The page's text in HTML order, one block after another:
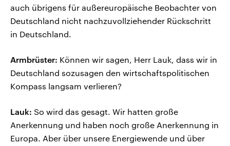
auch übrigens für außereuropäische Beobachter von
Deutschland nicht nachzuvollziehender Rückschritt
in Deutschland.
Armbrüster: Können wir sagen, Herr Lauk, dass wir in
Deutschland sozusagen den wirtschaftspolitischen
Kompass langsam verlieren?
Lauk: So wird das gesagt. Wir hatten große
Anerkennung und haben noch große Anerkennung in
Europa. Aber über unsere Energiewende und über